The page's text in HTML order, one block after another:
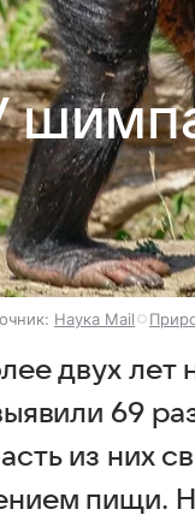
Наука Mail
двух лет
69
из них
пищи.